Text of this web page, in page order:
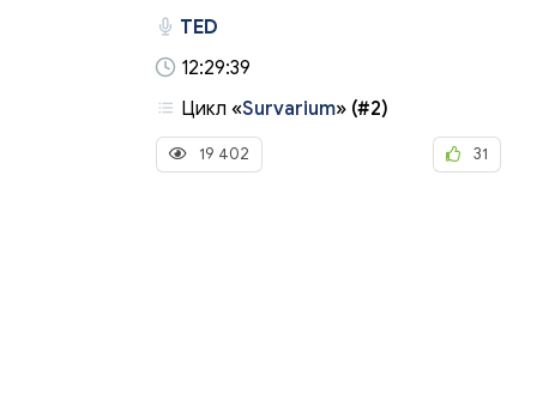
TED
12:29:39
Цикл «Survarium» (#2)
19 402 31